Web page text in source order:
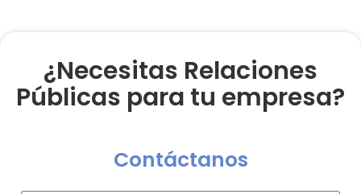
¿Necesitas Relaciones
Públicas para tu empresa?
Contáctanos